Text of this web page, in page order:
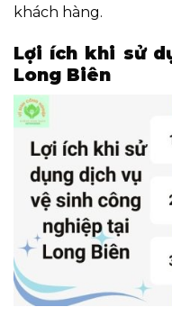
khách hàng.
Lợi ích khi sử
Long Biên